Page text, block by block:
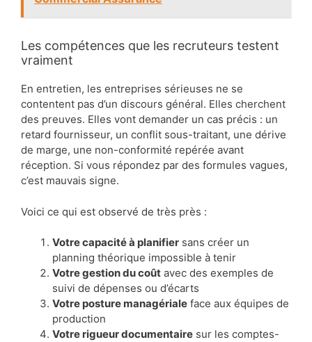
Les compétences que les recruteurs testent
vraiment
En entretien, les entreprises sérieuses ne se
contentent pas d’un discours général. Elles cherchent
des preuves. Elles vont demander un cas précis : un
retard fournisseur, un conflit sous-traitant, une dérive
de marge, une non-conformité repérée avant
réception. Si vous répondez par des formules vagues,
c’est mauvais signe.
Voici ce qui est observé de très près :
Votre capacité à planifier sans créer un
planning théorique impossible à tenir
Votre gestion du coût avec des exemples de
suivi de dépenses ou d’écarts
Votre posture managériale face aux équipes de
production
Votre rigueur documentaire sur les comptes-